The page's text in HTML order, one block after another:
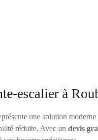
escalier à
une solution
réduite. Avec un devis